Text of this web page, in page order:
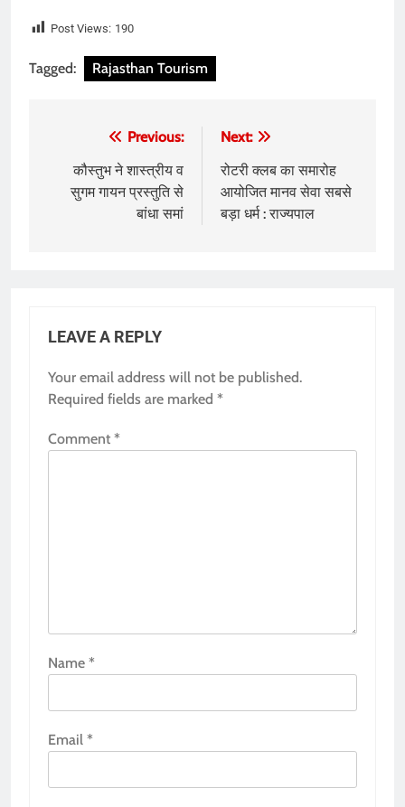
Post Views: 190
Tagged: Rajasthan Tourism
navigation
Previous:
कौस्तुभ ने शास्त्रीय व
सुगम गायन प्रस्तुति से
बांधा समां
Next:
रोटरी क्लब का समारोह
आयोजित मानव सेवा सबसे
बड़ा धर्म : राज्यपाल
LEAVE A REPLY
Your email address will not be published.
Required fields are marked *
Comment *
Name *
Email *